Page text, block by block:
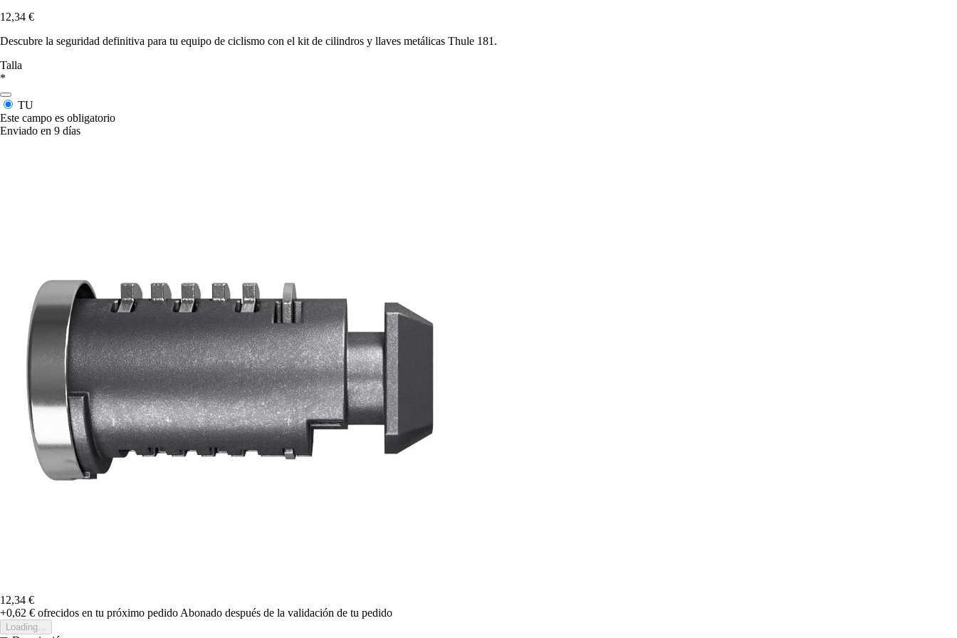
12,34 €
Descubre la seguridad definitiva para tu equipo de ciclismo con el kit de cilindros y llaves metálicas Thule 181.
Talla
*
TU
Este campo es obligatorio
Enviado en 9 días
12,34 €
+0,62 € ofrecidos en tu próximo pedido Abonado después de la validación de tu pedido
Loading...